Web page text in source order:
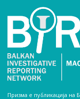
Призма е публикација на